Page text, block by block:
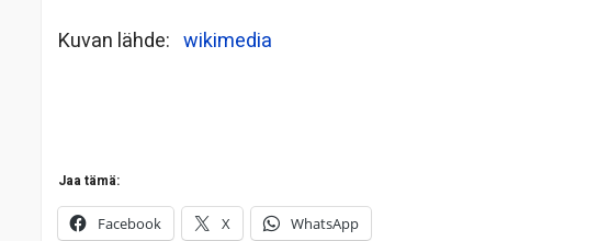
Kuvan lähde: wikimedia
Jaa tämä:
Facebook X WhatsApp